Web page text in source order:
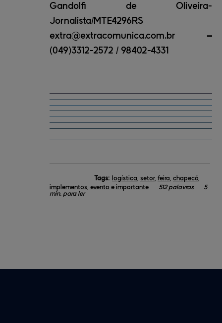
Gandolfi de Oliveira-
Jornalista/MTE4296RS
extra@extracomunica.com.br –
(049)3312-2572 / 98402-4331
Tags: logística, setor, feira, chapecó,
implementos, evento e importante 512 palavras
5
min. para ler